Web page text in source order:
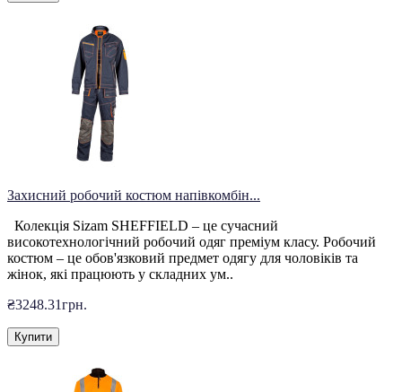
Захисний робочий костюм напівкомбін...
Колекція Sizam SHEFFIELD – це сучасний
високотехнологічний робочий одяг преміум класу. Робочий
костюм – це обов'язковий предмет одягу для чоловіків та
жінок, які працюють у складних ум..
₴3248.31грн.
Купити